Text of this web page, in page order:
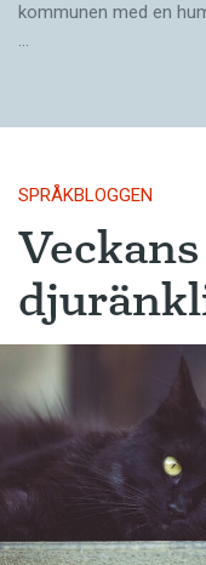
kommunen med en
…
SPRÅKBLOGGEN